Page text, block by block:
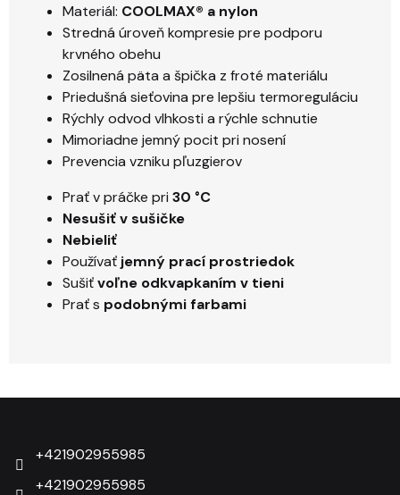
Materiál: COOLMAX® a nylon
Stredná úroveň kompresie pre podporu
krvného obehu
Zosilnená päta a špička z froté materiálu
Priedušná sieťovina pre lepšiu termoreguláciu
Rýchly odvod vlhkosti a rýchle schnutie
Mimoriadne jemný pocit pri nosení
Prevencia vzniku pľuzgierov
Prať v práčke pri 30 °C
Nesušiť v sušičke
Nebieliť
Používať jemný prací prostriedok
Sušiťvoľne odkvapkaním v tieni
Prať s podobnými farbami
+421902955985
+421902955985